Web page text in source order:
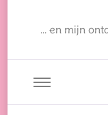
… en mijn